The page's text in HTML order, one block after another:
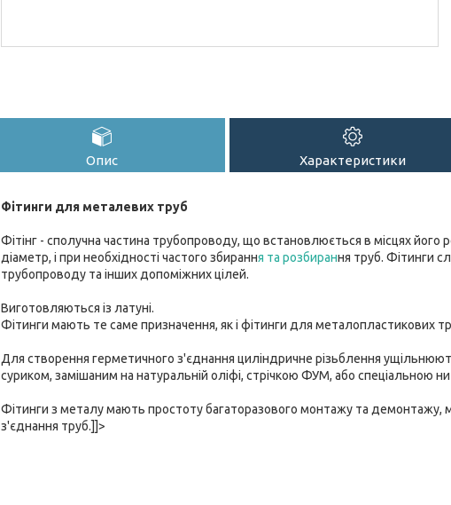
Опис Характеристики
Фітинги для металевих труб
Фітінг - сполучна частина трубопроводу, що встановлюється в місцях його
діаметр, і при необхідності частого збирання та розбирання труб. Фітинги
трубопроводу та інших допоміжних цілей.
Виготовляються із латуні.
Фітинги мають те саме призначення, як і фітинги для металопластикових
Для створення герметичного з'єднання циліндричне різьблення
суриком, замішаним на натуральній оліфі, стрічкою ФУМ, або спеціальною
Фітинги з металу мають простоту багаторазового монтажу та демонтажу,
з'єднання труб.]]>